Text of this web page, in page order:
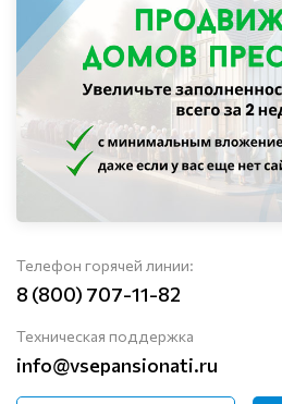
Телефон горячей линии:
8 (800) 707-11-82
Техническая поддержка
info@vsepansionati.ru